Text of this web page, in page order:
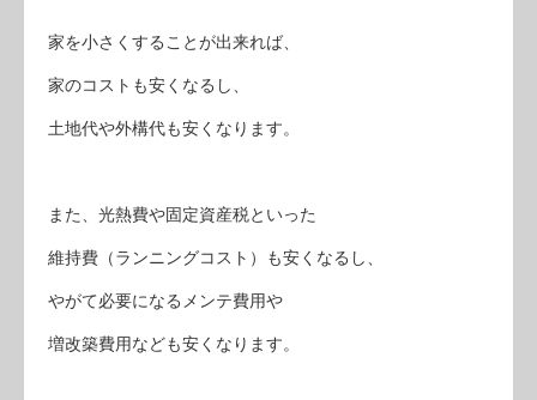
家を小さくすることが出来れば、
家のコストも安くなるし、
土地代や外構代も安くなります。
また、光熱費や固定資産税といった
維持費（ランニングコスト）も安くなるし、
やがて必要になるメンテ費用や
増改築費用なども安くなります。